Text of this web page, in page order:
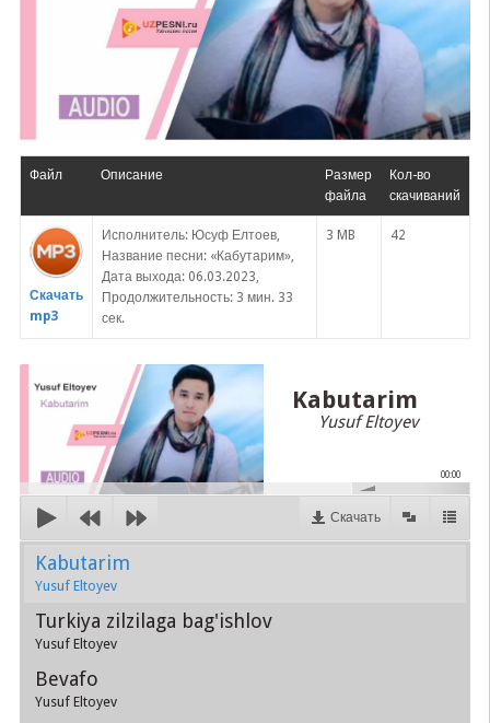
Файл Описание
Размер
файла
Кол-во
скачиваний
Скачать
mp3
Исполнитель: Юсуф Елтоев,
Название песни: «Кабутарим»,
Дата выхода: 06.03.2023,
Продолжительность: 3 мин. 33
сек.
3 MB 42
Kabutarim
Yusuf Eltoyev
00:00
Скачать
Kabutarim
Yusuf Eltoyev
Turkiya zilzilaga bag'ishlov
Yusuf Eltoyev
Bevafo
Yusuf Eltoyev